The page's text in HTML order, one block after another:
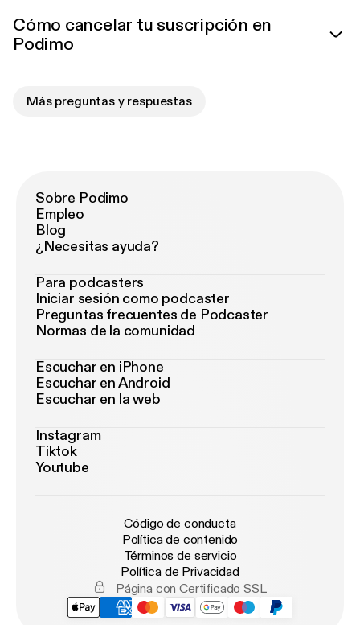
Cómo cancelar tu suscripción en
Podimo
Más preguntas y respuestas
Sobre Podimo
Empleo
Blog
¿Necesitas ayuda?
Para podcasters
Iniciar sesión como podcaster
Preguntas frecuentes de Podcaster
Normas de la comunidad
Escuchar en iPhone
Escuchar en Android
Escuchar en la web
Instagram
Tiktok
Youtube
Código de conducta
Política de contenido
Términos de servicio
Política de Privacidad
Página con Certificado SSL